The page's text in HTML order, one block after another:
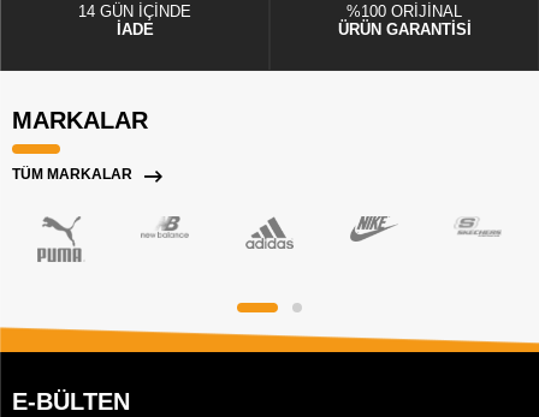
14 GÜN İÇİNDE
İADE
%100 ORİJİNAL
ÜRÜN GARANTİSİ
MARKALAR
TÜM MARKALAR
E-BÜLTEN